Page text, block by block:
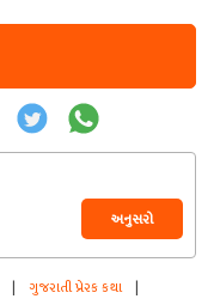
અનુસરો
| ગુજરાતી પ્રેરક કથા |